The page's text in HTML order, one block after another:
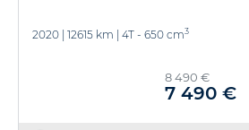
2020 12615 km 4T - 650 cm3
8 490 €
7 490 €